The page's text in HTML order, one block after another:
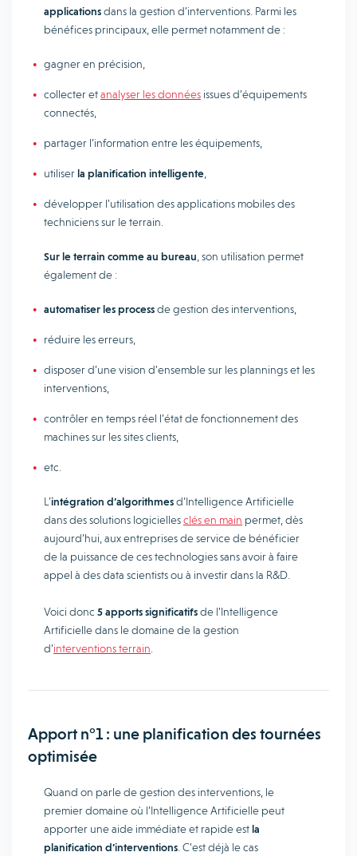
applicationsdans la gestion d’interventions. Parmi les
bénéfices principaux, elle permet notamment de :
gagner en précision,
collecter etanalyser les données issues d’équipements
connectés,
partager l’information entre les équipements,
utiliserla planification intelligente
développer l’utilisation des applications mobiles des
techniciens sur le terrain.
Sur le terrain comme au bureau , son utilisation permet
également de :
automatiser les processde gestion des interventions,
réduire les erreurs,
disposer d’une vision d’ensemble sur les plannings et les
interventions,
contrôler en temps réel l’état de fonctionnement des
machines sur les sites clients,
etc.
L’intégration d’algorithmesd’Intelligence Artificielle
dans des solutions logiciellesclés en main permet, dès
aujourd’hui, aux entreprises de service de bénéficier
de la puissance de ces technologies sans avoir à faire
appel à des data scientists ou à investir dans la R&D.
Voici donc 5 apports significatifsde l’Intelligence
Artificielle dans le domaine de la gestion
d’interventions terrain
Apport n°1 : une planification des tournées
optimisée
Quand on parle de gestion des interventions, le
premier domaine où l’Intelligence Artificielle peut
apporter une aide immédiate et rapide estla
planification d’interventions . C’est déjà le cas